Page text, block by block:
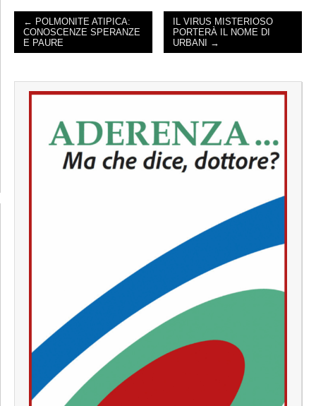
POST NAVIGATION
← POLMONITE ATIPICA:
CONOSCENZE SPERANZE
E PAURE
IL VIRUS MISTERIOSO
PORTERÀ IL NOME DI
URBANI →